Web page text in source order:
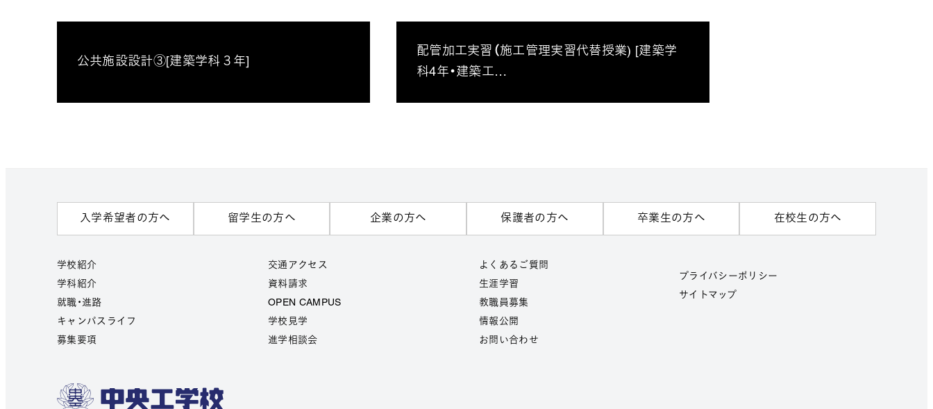
公共施設設計③[建築学科３年]
配管加工実習（施工管理実習代替授業) [建築学
科4年・建築工…
入学希望者の方へ 留学生の方へ 企業の方へ 保護者の方へ 卒業生の方へ 在校生の方へ
学校紹介
学科紹介
就職・進路
キャンパスライフ
募集要項
交通アクセス
資料請求
OPEN CAMPUS
学校見学
進学相談会
よくあるご質問
生涯学習
教職員募集
情報公開
お問い合わせ
プライバシーポリシー
サイトマップ